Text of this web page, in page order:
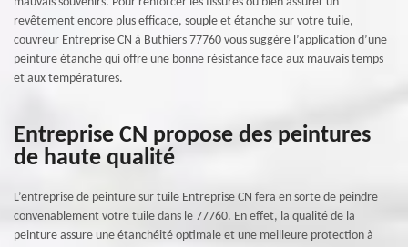
revêtement encore plus efficace, souple et étanche sur votre tuile,
couvreur Entreprise CN à Buthiers 77760 vous suggère l’application d’une
peinture étanche qui offre une bonne résistance face aux mauvais temps
et aux températures.
Entreprise CN propose des peintures
de haute qualité
L’entreprise de peinture sur tuile Entreprise CN fera en sorte de peindre
convenablement votre tuile dans le 77760. En effet, la qualité de la
peinture assure une étanchéité optimale et une meilleure protection à